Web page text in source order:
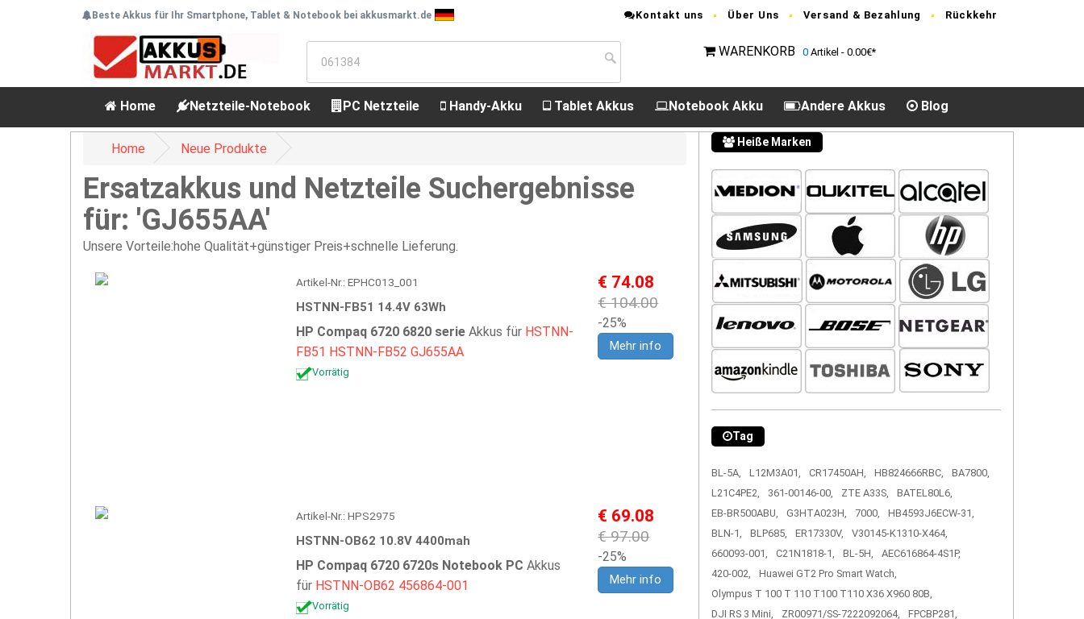
Beste Akkus für Ihr Smartphone, Tablet & Notebook bei akkusmarkt.de Kontakt uns Über Uns Versand & Bezahlung Rückkehr
WARENKORB 0 Artikel - 0.00€*
Home Netzteile-Notebook PC Netzteile Handy-Akku Tablet Akkus Notebook Akku Andere Akkus Blog
Home Neue Produkte
Ersatzakkus und Netzteile Suchergebnisse
für: 'GJ655AA'
Unsere Vorteile:hohe Qualität+günstiger Preis+schnelle Lieferung.
Artikel-Nr.: EPHC013_001
HSTNN-FB51 14.4V 63Wh
HP Compaq 6720 6820 serieAkkus für HSTNN-
FB51 HSTNN-FB52 GJ655AA
Vorrätig
€ 74.08
€ 104.00
-25%
Mehr info
Artikel-Nr.: HPS2975
HSTNN-OB62 10.8V 4400mah
HP Compaq 6720 6720s Notebook PC Akkus
für HSTNN-OB62 456864-001
Vorrätig
€ 69.08
€ 97.00
-25%
Mehr info
Heiße Marken
Tag
BL-5A, L12M3A01, CR17450AH, HB824666RBC,
BA7800,
L21C4PE2,
361-00146-00, ZTE A33S,
BATEL80L6,
EB-BR500ABU,
G3HTA023H, 7000,
HB4593J6ECW-31,
BLN-1,
BLP685, ER17330V,
V30145-K1310-X464,
660093-001,
C21N1818-1, BL-5H,
AEC616864-4S1P,
420-002,
Huawei GT2 Pro Smart Watch,
Olympus T 100 T 110 T100 T110 X36 X960 80B,
DJI RS 3 Mini,
ZR00971/SS-7222092064,
FPCBP281,